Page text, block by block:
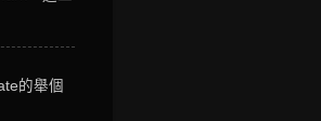
的舉個